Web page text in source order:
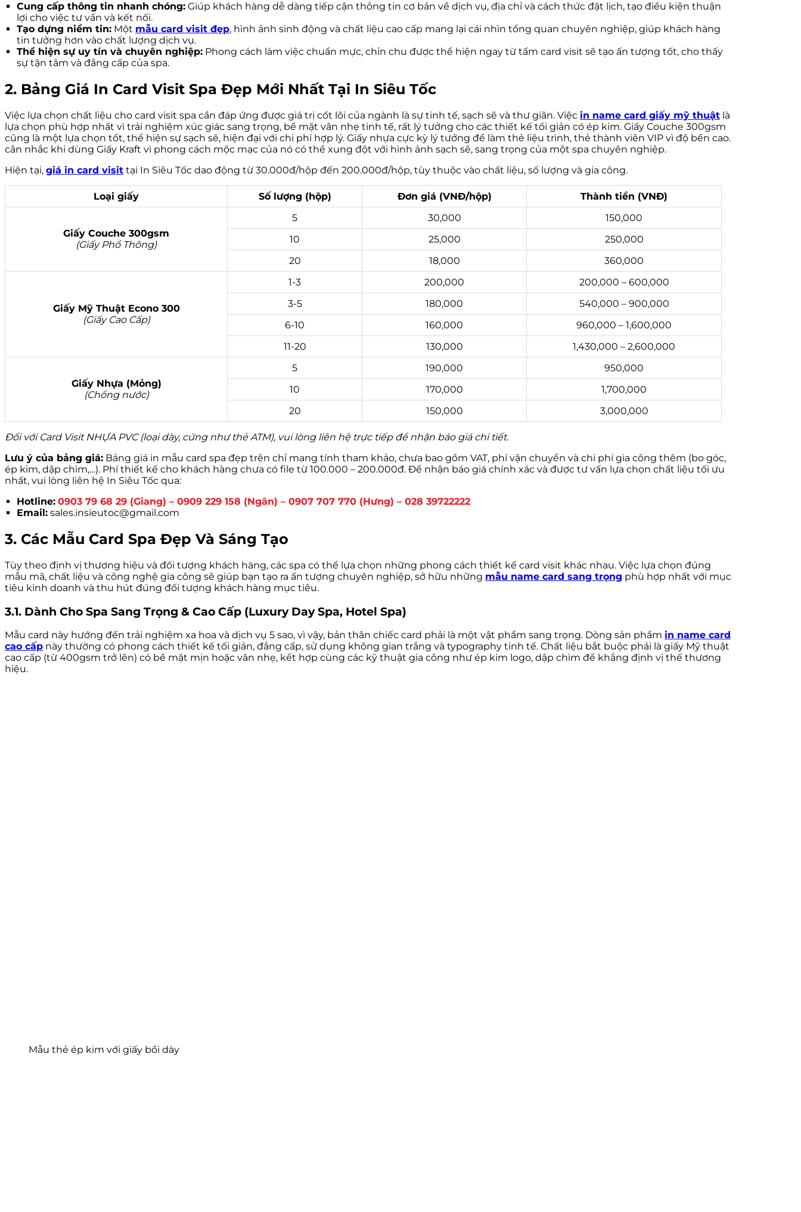
Cung cấp thông tin nhanh chóng: Giúp khách hàng dễ dàng tiếp cận thông tin cơ bản về dịch vụ, địa chỉ và cách thức đặt lịch, tạo điều kiện thuận
lợi cho việc tư vấn và kết nối.
Tạo dựng niềm tin: Một mẫu card visit đẹp, hình ảnh sinh động và chất liệu cao cấp mang lại cái nhìn tổng quan chuyên nghiệp, giúp khách hàng
tin tưởng hơn vào chất lượng dịch vụ.
Thể hiện sự uy tín và chuyên nghiệp: Phong cách làm việc chuẩn mực, chỉn chu được thể hiện ngay từ tấm card visit sẽ tạo ấn tượng tốt, cho thấy
sự tận tâm và đẳng cấp của spa.
2. Bảng Giá In Card Visit Spa Đẹp Mới Nhất Tại In Siêu Tốc
Việc lựa chọn chất liệu cho card visit spa cần đáp ứng được giá trị cốt lõi của ngành là sự tinh tế, sạch sẽ và thư giãn. Việc in name card giấy mỹ thuật là
lựa chọn phù hợp nhất vì trải nghiệm xúc giác sang trọng, bề mặt vân nhẹ tinh tế, rất lý tưởng cho các thiết kế tối giản có ép kim. Giấy Couche 300gsm
cũng là một lựa chọn tốt, thể hiện sự sạch sẽ, hiện đại với chi phí hợp lý. Giấy nhựa cực kỳ lý tưởng để làm thẻ liệu trình, thẻ thành viên VIP vì độ bền cao.
cân nhắc khi dùng Giấy Kraft vì phong cách mộc mạc của nó có thể xung đột với hình ảnh sạch sẽ, sang trọng của một spa chuyên nghiệp.
Hiện tại, giá in card visit tại In Siêu Tốc dao động từ 30.000đ/hộp đến 200.000đ/hộp, tùy thuộc vào chất liệu, số lượng và gia công.
Loại giấy Số lượng (hộp) Đơn giá (VNĐ/hộp) Thành tiền (VNĐ)
Giấy Couche 300gsm
(Giấy Phổ Thông)
5 30,000
150,000
10
25,000
250,000
20
18,000 360,000
Giấy Mỹ Thuật Econo 300
(Giấy Cao Cấp)
1-3 200,000
200,000 – 600,000
3-5
180,000
540,000 – 900,000
6-10
160,000
960,000 – 1,600,000
11-20
130,000 1,430,000 – 2,600,000
Giấy Nhựa (Mỏng)
(Chống nước)
5 190,000
950,000
10
170,000
1,700,000
20
150,000 3,000,000
Đối với Card Visit NHỰA PVC (loại dày, cứng như thẻ ATM), vui lòng liên hệ trực tiếp để nhận báo giá chi tiết.
Lưu ý của bảng giá: Bảng giá in mẫu card spa đẹp trên chỉ mang tính tham khảo, chưa bao gồm VAT, phí vận chuyển và chi phí gia công thêm (bo góc,
ép kim, dập chìm,…). Phí thiết kế cho khách hàng chưa có file từ 100.000 – 200.000đ. Để nhận báo giá chính xác và được tư vấn lựa chọn chất liệu tối ưu
nhất, vui lòng liên hệ In Siêu Tốc qua:
Hotline: 0903 79 68 29 (Giang) – 0909 229 158 (Ngân) – 0907 707 770 (Hưng) – 028 39722222
Email: sales.insieutoc@gmail.com
3. Các Mẫu Card Spa Đẹp Và Sáng Tạo
Tùy theo định vị thương hiệu và đối tượng khách hàng, các spa có thể lựa chọn những phong cách thiết kế card visit khác nhau. Việc lựa chọn đúng
mẫu mã, chất liệu và công nghệ gia công sẽ giúp bạn tạo ra ấn tượng chuyên nghiệp, sở hữu những mẫu name card sang trọng phù hợp nhất với mục
tiêu kinh doanh và thu hút đúng đối tượng khách hàng mục tiêu.
3.1. Dành Cho Spa Sang Trọng & Cao Cấp (Luxury Day Spa, Hotel Spa)
Mẫu card này hướng đến trải nghiệm xa hoa và dịch vụ 5 sao, vì vậy, bản thân chiếc card phải là một vật phẩm sang trọng. Dòng sản phẩm in name card
cao cấp này thường có phong cách thiết kế tối giản, đẳng cấp, sử dụng không gian trắng và typography tinh tế. Chất liệu bắt buộc phải là giấy Mỹ thuật
cao cấp (từ 400gsm trở lên) có bề mặt mịn hoặc vân nhẹ, kết hợp cùng các kỹ thuật gia công như ép kim logo, dập chìm để khẳng định vị thế thương
hiệu.
Mẫu thẻ ép kim với giấy bồi dày